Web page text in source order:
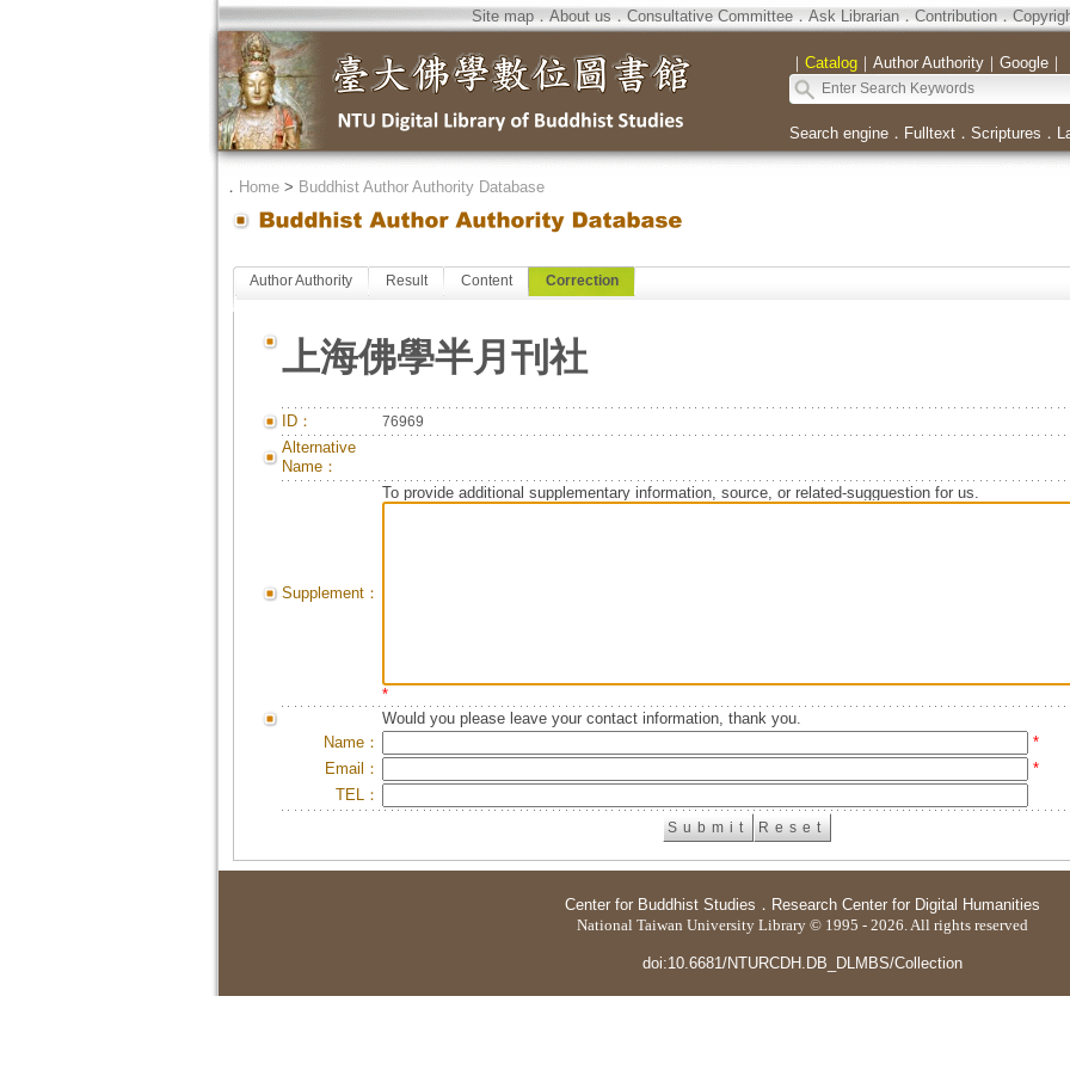
Site map．About us．Consultative Committee．Ask Librarian．Contribution．
｜ Catalog｜ Author Authority｜ Google｜
Search engine． Fulltext． Scriptures ．
． Home> Buddhist Author Authority Database
Author Authority Result Content Correction
上海佛學半月刊社
ID： 76969
Alternative
Name：
Supplement：
To provide additional supplementary information, source, or related-sugguestion for us.
*
Would you please leave your contact information, thank you.
Name：
*
Email：
*
TEL：
Center for Buddhist Studies ． Research Center for Digital Humanities
National Taiwan University Library © 1995 - 2026. All rights reserved
doi:10.6681/NTURCDH.DB_DLMBS/Collection